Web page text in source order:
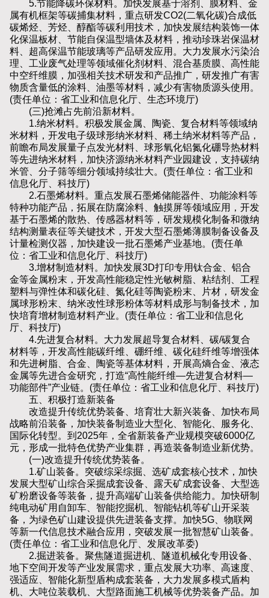
5.节能降碳环保材料。加快发展基于溶剂、膜材料、金
属有机框架等碳捕集材料，重点研发CO2(二氧化碳)合成低
碳烯烃、芳烃、醇酯等碳利用技术，加快发展结构装饰一体
化保温板材、节能自保温型墙体及材料，推动珍珠岩保温材
料、超高保温节能玻璃等产品研发应用。大力发展水污染治
理、工业废气处理等领域催化剂材料、混合基质膜、高性能
中空纤维膜，加强相关技术研发和产品推广，研发推广有害
物质含量低的涂料、油墨等材料，减少有害物质源头使用。
(责任单位：省工业和信息化厅、生态环境厅)
(三)抢滩占先前沿新材料。
1.纳米材料。积极发展金属、陶瓷、复合材料等领域纳
米材料，开发电子级球形纳米材料、稀土纳米材料等产品，
前瞻布局发展量子点发光材料、球形氧化铝氮化硼导热材料
等先进纳米材料，加快济源纳米材料产业园建设，支持碳纳
米管、分子筛等细分领域持续壮大。(责任单位：省工业和
信息化厅、科技厅)
2.石墨烯材料。重点发展石墨烯储能器件、功能涂料等
特种功能产品，拓展在防腐涂料、触摸屏等领域应用，开发
基于石墨烯的散热、传感器材料等，研发规模化制备和微纳
结构测量表征等关键技术，开发大型石墨烯薄膜制备设备及
计量检测仪器，加快建设一批石墨烯产业基地。(责任单
位：省工业和信息化厅、科技厅)
3.增材制造材料。加快发展3D打印专用钛合金、铝合
金等金属粉末，开发高性能稳定性光敏树脂、粘结剂、工程
塑料与弹性体和碳化硅、氮化硅等陶瓷粉末、片材，研发金
属球形粉末、纳米改性球形粉体等材料成形与制备技术，加
快培育增材制造材料产业。(责任单位：省工业和信息化
厅、科技厅)
4.先进复合材料。大力发展超导复合材料、碳/碳复合
材料等，开发高性能碳纤维、硼纤维、碳化硅纤维等增强体
和先进树脂、合金、陶瓷等基体材料，开展高熵合金、液态
金属等先进合金研究，打造“高性能纤维—先进复合材料—
功能部件”产业链。(责任单位：省工业和信息化厅、科技厅)
五、积极打造新装备
改造提升传统优势装备、培育壮大新兴装备、加快布局
战略前沿装备，加快装备制造业大型化、智能化、服务化、
国际化转型。到2025年，全省新装备产业规模突破6000亿
元，形成一批特色优势产业集群，再造装备制造业新优势。
(一)改造提升传统优势装备。
1.矿山装备。突破综采综掘、选矿成套核心技术，加快
发展大型矿山综合采掘成套设备、露天矿成套设备、大型选
矿粉磨设备等装备，提升高端矿山装备供给能力。加快研制
纯电动矿用自卸车、智能挖掘机、智能钻机等矿山开采装
备，为绿色矿山建设提供先进装备支撑。加快5G、物联网
等新一代信息技术融合应用，突破发展一批智慧矿山装备。
(责任单位：省工业和信息化厅、发展改革委)
2.掘进装备。聚焦隧道掘进机、隧道机械化专用设备、
地下空间开发等产业发展需求，重点发展大功率、高速度、
强适应、智能化新型盾构成套装备，大力发展多模式盾构
机、大吨位装载机、大型路面施工机械等优势装备产品。加